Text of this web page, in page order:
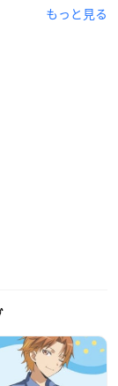
もっと見る